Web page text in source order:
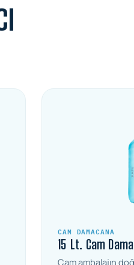
CAM DAMACANA
15 Lt. Cam
Cam ambalajın